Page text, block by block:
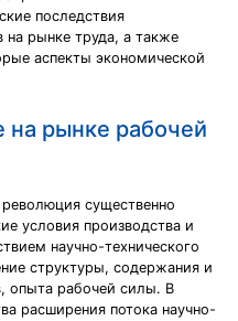
последствия
рынке труда, а также
аспекты экономической
рынке рабочей
существенно
условия производства и
научно-технического
структуры, содержания и
опыта рабочей силы. В
расширения потока научно-